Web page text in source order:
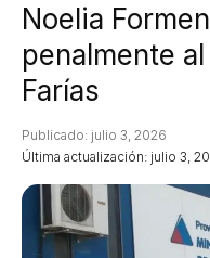
Noelia
penalmente
Farías
Última actualización: julio 3,
Publicado: julio 3, 2026